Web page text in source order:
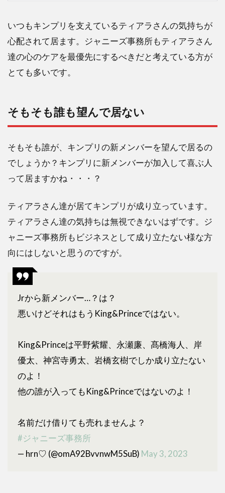
いつもキンプリを支えているティアラさんの気持ちが
心配されて居ます。ジャニーズ事務所もティアラさん
達の心のケアを最優先にするべきだと考えている方が
とても多いです。
そもそも誰も望んで居ない
そもそも誰が、キンプリの新メンバーを望んで居るの
でしょうか？キンプリに新メンバーが加入して喜ぶ人
って居ますかね・・・？
ティアラさん達が居てキンプリが成り立っています。
ティアラさん達の気持ちは無視できないはずです。ジ
ャニーズ事務所もビジネスとして成り立たない様な方
向にはしないと思うのですが。
Jrから新メンバー…？は？
悪いけどそれはもうKing&Princeではない。
King&Princeは平野紫耀、永瀬廉、髙橋海人、岸
優太、神宮寺勇太、岩橋玄樹でしか成り立たない
のよ！
他の誰が入ってもKing&Princeではないのよ！
名前だけ借りても売れませんよ？
#ジャニーズ事務所
— hrn♡ (@omA92BvvnwM5SuB) May 3, 2023